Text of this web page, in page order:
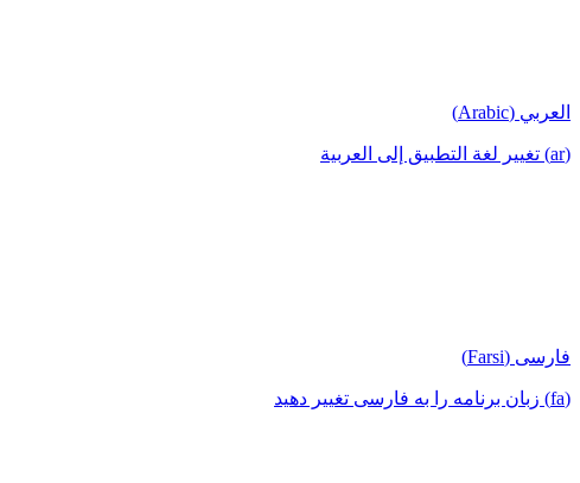
العربي (Arabic)
(ar) تغيير لغة التطبيق إلى العربية
فارسی (Farsi)
(fa) زبان برنامه را به فارسی تغییر دهید